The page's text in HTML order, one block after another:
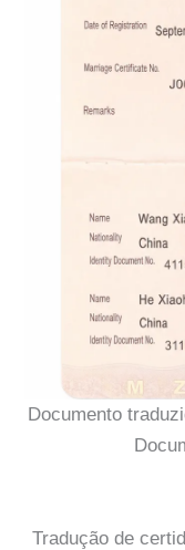
Documento
Tradução de